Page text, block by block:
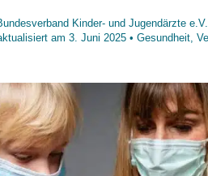
Kinder- und Jugendärzte e.V.
am 3. Juni 2025 • Gesundheit,